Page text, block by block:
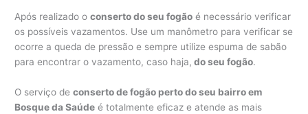
Após realizado oconserto do seu fogão é necessário verificar
os possíveis vazamentos. Use um manômetro para verificar se
ocorre a queda de pressão e sempre utilize espuma de sabão
para encontrar o vazamento, caso haja, do seu fogão.
O serviço deconserto de fogão perto do seu bairro em
Bosque da Saúde é totalmente eficaz e atende as mais